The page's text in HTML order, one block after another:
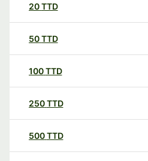
20TTD
50TTD
100TTD
250TTD
500TTD